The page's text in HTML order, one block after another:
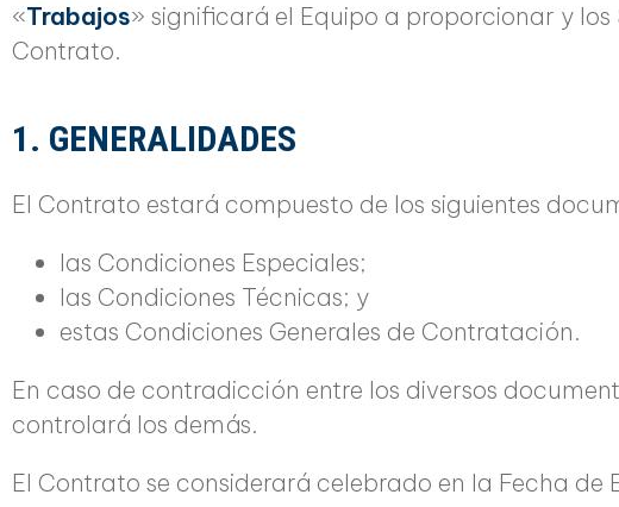
«Trabajos» significará el Equipo a proporcionar y
Contrato.
1. GENERALIDADES
El Contrato estará compuesto de los siguientes
las Condiciones Especiales;
las Condiciones Técnicas; y
estas Condiciones Generales de Contratación.
En caso de contradicción entre los diversos
controlará los demás.
El Contrato se considerará celebrado en la Fecha